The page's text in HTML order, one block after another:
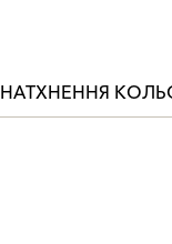
НАТХНЕННЯ